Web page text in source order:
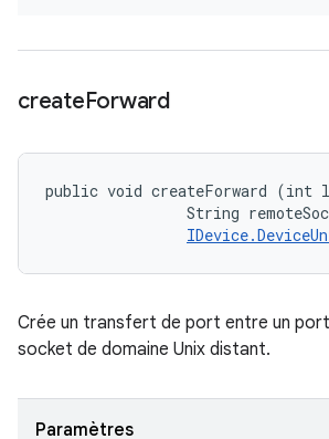
createForward
public void createForward (int
String
Crée un transfert de port entre un
socket de domaine Unix distant.
Paramètres